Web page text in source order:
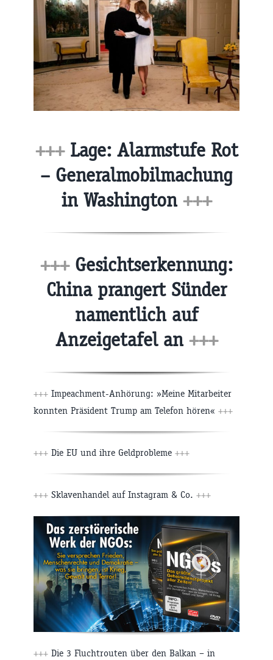
+++Lage: Alarmstufe Rot
– Generalmobilmachung
in Washington +++
+++Gesichtserkennung:
China prangert Sünder
namentlich auf
Anzeigetafel an +++
+++ Impeachment-Anhörung: »Meine Mitarbeiter
konnten Präsident Trump am Telefon hören« +++
+++ Die EU und ihre Geldprobleme +++
+++ Sklavenhandel auf Instagram & Co. +++
+++ Die 3 Fluchtrouten über den Balkan – in